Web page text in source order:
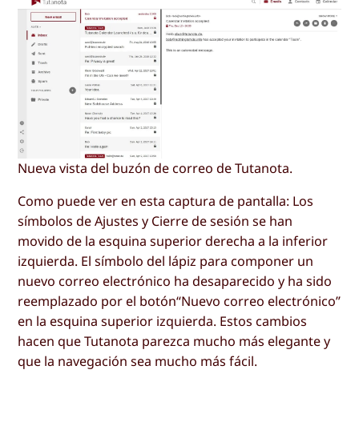
Nueva vista del buzón de correo de Tutanota.
Como puede ver en esta captura de pantalla: Los
símbolos de Ajustes y Cierre de sesión se han
movido de la esquina superior derecha a la inferior
izquierda. El símbolo del lápiz para componer un
nuevo correo electrónico ha desaparecido y ha sido
reemplazado por el botón“Nuevo correo electrónico”
en la esquina superior izquierda. Estos cambios
hacen que Tutanota parezca mucho más elegante y
que la navegación sea mucho más fácil.